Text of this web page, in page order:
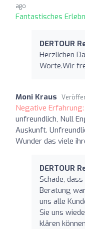
ago
Fantastisches
DERTOUR
Herzlichen
Worte.Wir
Moni Kraus
Negative Erfahrung:
unfreundlich, Null
Auskunft.
Wunder das viele
DERTOUR
Schade,
Beratung
uns alle
Sie uns
klären